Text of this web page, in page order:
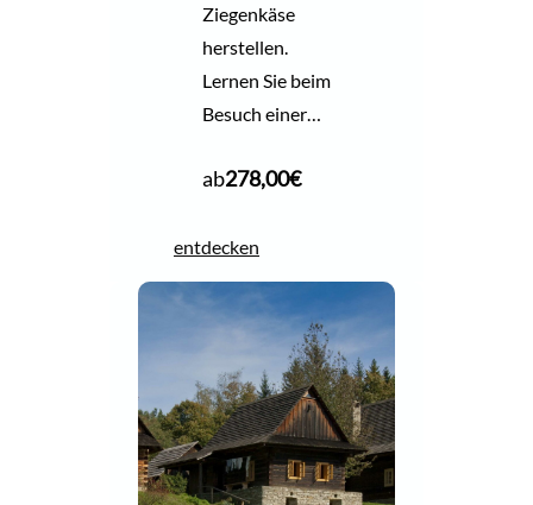
Ziegenkäse
herstellen.
Lernen Sie beim
Besuch einer…
ab278,00€
entdecken